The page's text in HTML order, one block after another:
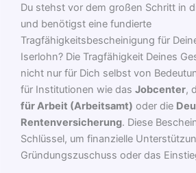
Du stehst vor dem großen Schritt in
und benötigst eine fundierte
Tragfähigkeitsbescheinigung für
Iserlohn? Die Tragfähigkeit Deines
nicht nur für Dich selbst von
für Institutionen wie das Jobcenter,
für Arbeit (Arbeitsamt) oder die
Rentenversicherung. Diese
Schlüssel, um finanzielle
Gründungszuschuss oder das